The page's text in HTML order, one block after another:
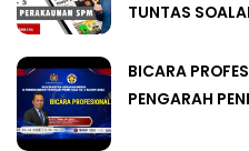
TUNTAS
BICARA
PENGARAH